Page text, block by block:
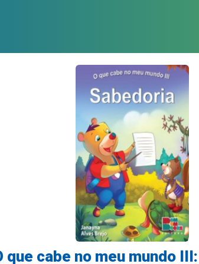
que cabe no meu mundo